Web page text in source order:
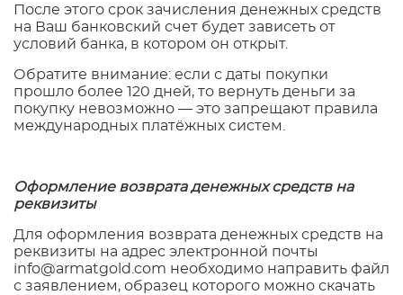
После этого срок зачисления денежных средств
на Ваш банковский счет будет зависеть от
условий банка, в котором он открыт.
Обратите внимание: если с даты покупки
прошло более 120 дней, то вернуть деньги за
покупку невозможно — это запрещают правила
международных платёжных систем.
Оформление возврата денежных средств на
реквизиты
Для оформления возврата денежных средств на
реквизиты на адрес электронной почты
info@armatgold.com необходимо направить файл
с заявлением, образец которого можно скачать